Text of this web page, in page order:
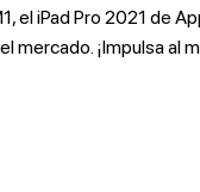
el iPad Pro 2021 de
mercado. ¡Impulsa al